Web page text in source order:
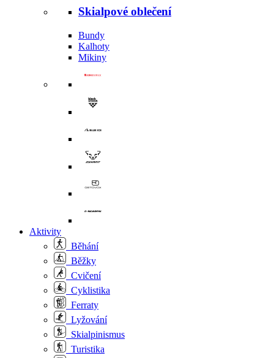
Skialpové oblečení
Bundy
Kalhoty
Mikiny
Aktivity
Běhání
Běžky
Cvičení
Cyklistika
Ferraty
Lyžování
Skialpinismus
Turistika